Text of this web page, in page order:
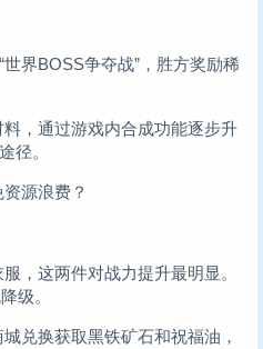
世界BOSS争夺战”，胜方奖励稀
，通过游戏内合成功能逐步升
径。
源浪费？
，这两件对战力提升最明显。
级。
兑换获取黑铁矿石和祝福油，